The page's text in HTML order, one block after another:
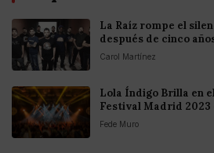
La Raíz rompe el
después de cinco
Carol Martínez
Lola Índigo Brilla en
Festival Madrid 2023
Fede Muro